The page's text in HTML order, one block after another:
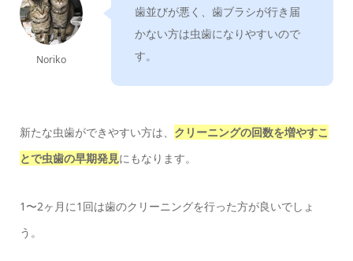
Noriko
歯並びが悪く、歯ブラシが行き届
かない方は虫歯になりやすいので
す。
新たな虫歯ができやすい方は、 クリーニングの回数を増やすこ
とで虫歯の早期発見にもなります。
1〜2ヶ月に1回は歯のクリーニングを行った方が良いでしょ
う。